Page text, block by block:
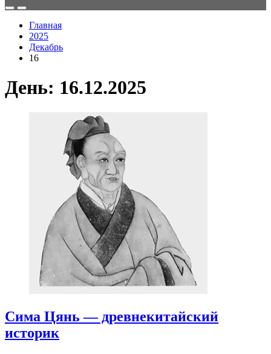
Главная
2025
Декабрь
16
День: 16.12.2025
Сима Цянь — древнекитайский
историк